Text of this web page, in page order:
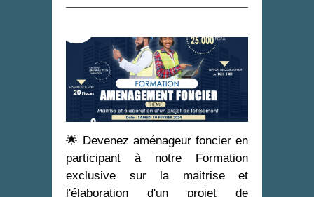
🌟 Devenez aménageur foncier en
participant à notre Formation
exclusive sur la maitrise et
l'élaboration d'un projet de